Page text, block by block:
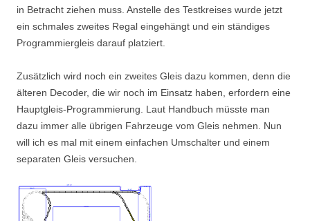
in Betracht ziehen muss. Anstelle des Testkreises wurde jetzt
ein schmales zweites Regal eingehängt und ein ständiges
Programmiergleis darauf platziert.
Zusätzlich wird noch ein zweites Gleis dazu kommen, denn die
älteren Decoder, die wir noch im Einsatz haben, erfordern eine
Hauptgleis-Programmierung. Laut Handbuch müsste man
dazu immer alle übrigen Fahrzeuge vom Gleis nehmen. Nun
will ich es mal mit einem einfachen Umschalter und einem
separaten Gleis versuchen.